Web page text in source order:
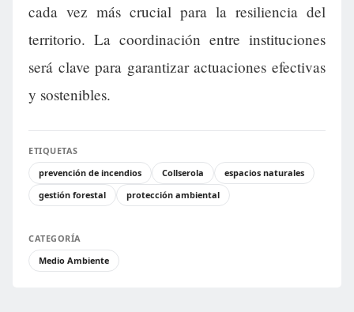
cada vez más crucial para la resiliencia del
territorio. La coordinación entre instituciones
será clave para garantizar actuaciones efectivas
y sostenibles.
ETIQUETAS
prevención de incendios
Collserola
espacios naturales
gestión forestal
protección ambiental
CATEGORÍA
Medio Ambiente